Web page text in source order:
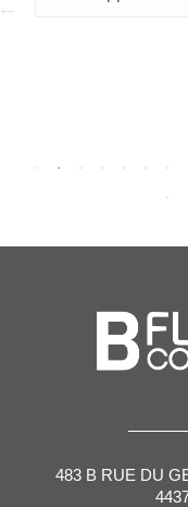
483 B RUE DU